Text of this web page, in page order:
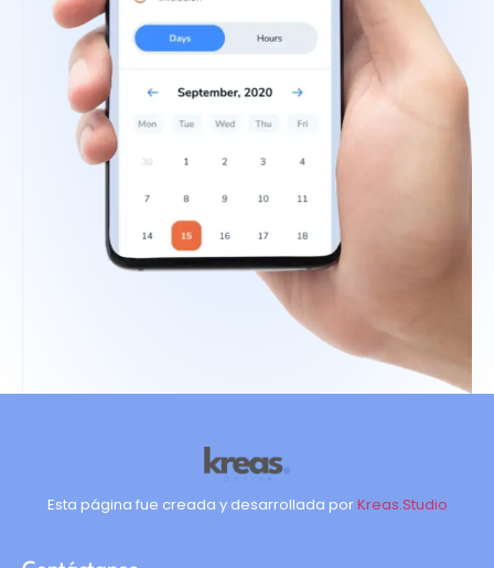
Esta página fue creada y desarrollada porKreas.Studio